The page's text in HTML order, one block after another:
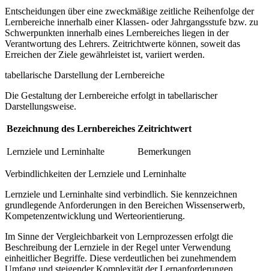
Entscheidungen über eine zweckmäßige zeitliche Reihenfolge der
Lernbereiche innerhalb einer Klassen- oder Jahrgangsstufe bzw. zu
Schwerpunkten innerhalb eines Lernbereiches liegen in der
Verantwortung des Lehrers. Zeitrichtwerte können, soweit das
Erreichen der Ziele gewährleistet ist, variiert werden.
tabellarische Darstellung der Lernbereiche
Die Gestaltung der Lernbereiche erfolgt in tabellarischer
Darstellungsweise.
Bezeichnung des Lernbereiches Zeitrichtwert
Lernziele und Lerninhalte Bemerkungen
Verbindlichkeiten der Lernziele und Lerninhalte
Lernziele und Lerninhalte sind verbindlich. Sie kennzeichnen
grundlegende Anforderungen in den Bereichen Wissenserwerb,
Kompetenzentwicklung und Werteorientierung.
Im Sinne der Vergleichbarkeit von Lernprozessen erfolgt die
Beschreibung der Lernziele in der Regel unter Verwendung
einheitlicher Begriffe. Diese verdeutlichen bei zunehmendem